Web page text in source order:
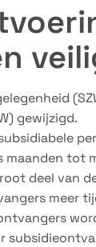
gewijzigd.
tot
deel van
meer